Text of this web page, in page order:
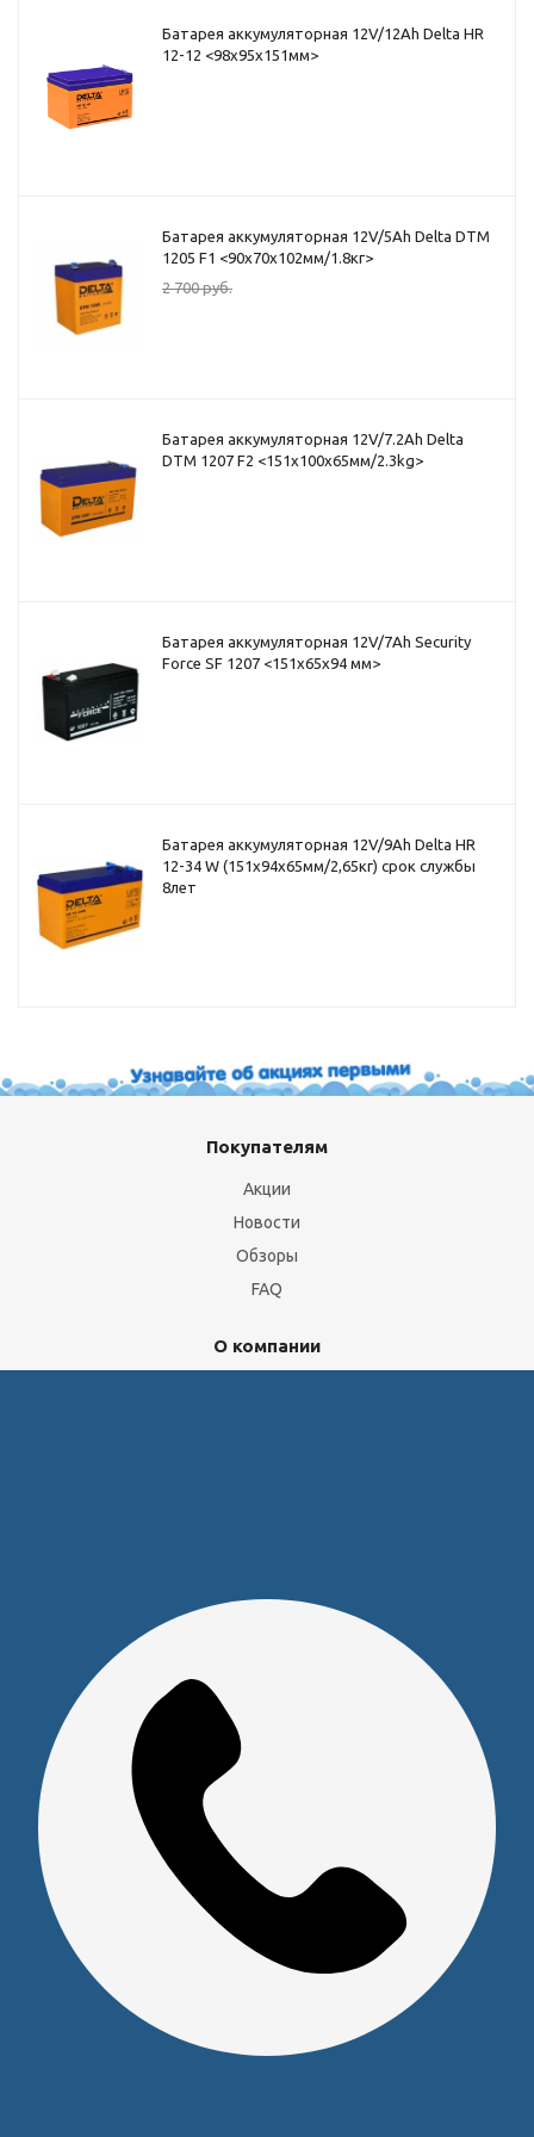
Батарея аккумуляторная 12V/12Ah Delta HR
12-12 <98x95x151мм>
Батарея аккумуляторная 12V/5Ah Delta DTM
1205 F1 <90x70x102мм/1.8кг>
2 700руб.
Батарея аккумуляторная 12V/7.2Ah Delta
DTM 1207 F2 <151x100x65мм/2.3kg>
Батарея аккумуляторная 12V/7Ah Security
Force SF 1207 <151x65x94 мм>
Батарея аккумуляторная 12V/9Ah Delta HR
12-34 W (151x94x65мм/2,65кг) срок службы
8лет
Покупателям
Акции
Новости
Обзоры
FAQ
О компании
Юридическим лицам
Прайс на услуги Сервисного Центра
Реквизиты
Оставайтесь на связи
Наши контакты
+7 (391) 291-30-30 info@s-pl.ru